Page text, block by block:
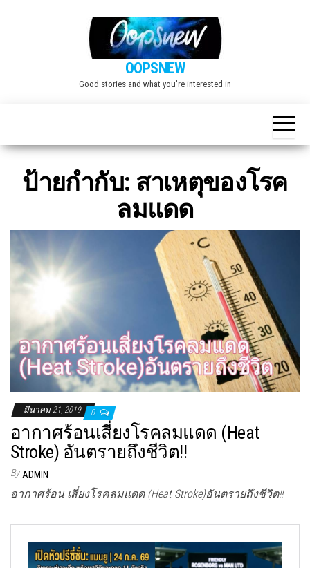
OOPSNEW
Good stories and what you're interested in
ป้ายกำกับ: สาเหตุของโรค
ลมแดด
มีนาคม 21, 2019 0
อากาศร้อนเสี่ยงโรคลมแดด (Heat
Stroke) อันตรายถึงชีวิต!!
By ADMIN
อากาศร้อน เสี่ยงโรคลมแดด (Heat Stroke)อันตรายถึงชีวิต!!